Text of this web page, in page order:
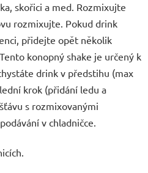
skořici a med. Rozmixujte
rozmixujte. Pokud drink
přidejte opět několik
konopný shake je určený k
drink v předstihu (max
krok (přidání ledu a
s rozmixovanými
v chladničce.